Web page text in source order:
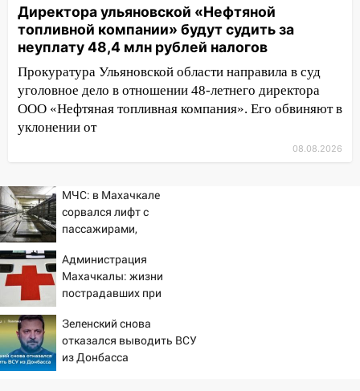
13:14 Ураган оторвал светофор на
проспекте Филатова в Ульяновске
13:12 Дерево пробило крышу дома на
Новгородской в Ульяновске и рухнуло
на электрощит
13:10 В Заволжском районе дерево
сорванные крыши, поваленные деревья,
затопленные улицы и остановившиеся
трамваи
12:17
Ульяновск накрыл крупный град:
после ливня город снова уходит под
воду
12:12
Прокуратура взяла на контроль
ДТП с шестилетним ребёнком на улице
Федерации
Директора ульяновской «Нефтяной
топливной компании» будут судить за
неуплату 48,4 млн рублей налогов
Прокуратура Ульяновской области направила в суд
уголовное дело в отношении 48-летнего директора
ООО «Нефтяная топливная компания». Его обвиняют в
уклонении от
08.08.2026
МЧС: в Махачкале
сорвался лифт с
пассажирами,
человека
Администрация
Махачкалы: жизни
пострадавших при
угрожает
Зеленский снова
отказался выводить ВСУ
из Донбасса